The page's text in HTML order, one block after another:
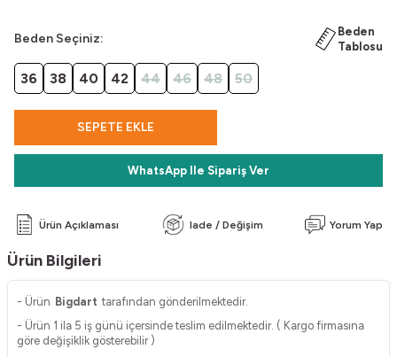
Beden Seçiniz:
Beden
Tablosu
36 38 40 42 44 46 48 50
SEPETE EKLE
WhatsApp Ile Sipariş Ver
Ürün Açıklaması Iade / Değişim Yorum Yap
Ürün Bilgileri
- Ürün Bigdart tarafından gönderilmektedir.
- Ürün 1 ila 5 iş günü içersinde teslim edilmektedir. ( Kargo firmasına
göre değişiklik gösterebilir )